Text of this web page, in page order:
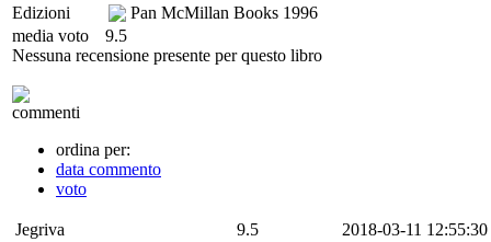
Edizioni
Pan McMillan Books 1996
media voto
9.5
Nessuna recensione presente per questo libro
commenti
ordina per:
data commento
voto
Jegriva 9.5
2018-03-11 12:55:30